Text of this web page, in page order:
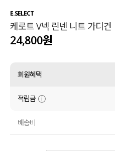
티셔츠
셔츠
원피스
니트
E.SELECT
케로트 V넥 린넨 니트 가디건
24,800원
회원혜택
적립금
배송비